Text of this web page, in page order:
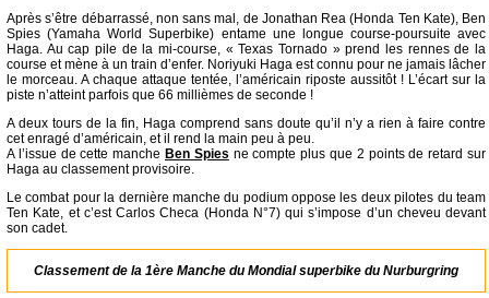
Après s’être débarrassé, non sans mal, de Jonathan Rea (Honda Ten Kate), Ben
Spies (Yamaha World Superbike) entame une longue course-poursuite avec
Haga. Au cap pile de la mi-course, « Texas Tornado » prend les rennes de la
course et mène à un train d’enfer. Noriyuki Haga est connu pour ne jamais lâcher
le morceau. A chaque attaque tentée, l’américain riposte aussitôt ! L’écart sur la
piste n’atteint parfois que 66 millièmes de seconde !
A deux tours de la fin, Haga comprend sans doute qu’il n’y a rien à faire contre
cet enragé d’américain, et il rend la main peu à peu.
A l’issue de cette manche Ben Spies ne compte plus que 2 points de retard sur
Haga au classement provisoire.
Le combat pour la dernière manche du podium oppose les deux pilotes du team
Ten Kate, et c’est Carlos Checa (Honda N°7) qui s’impose d’un cheveu devant
son cadet.
Classement de la 1ère Manche du Mondial superbike du Nurburgring